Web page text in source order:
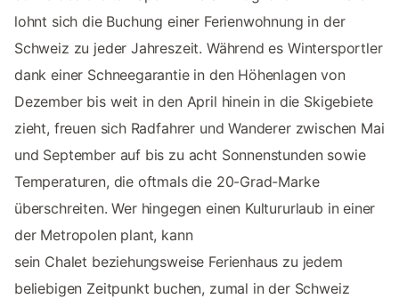
lohnt sich die Buchung einer Ferienwohnung in der
Schweiz zu jeder Jahreszeit. Während es Wintersportler
dank einer Schneegarantie in den Höhenlagen von
Dezember bis weit in den April hinein in die Skigebiete
zieht, freuen sich Radfahrer und Wanderer zwischen Mai
und September auf bis zu acht Sonnenstunden sowie
Temperaturen, die oftmals die 20-Grad-Marke
überschreiten. Wer hingegen einen Kultururlaub in einer
der Metropolen plant, kann
sein Chalet beziehungsweise Ferienhaus zu jedem
beliebigen Zeitpunkt buchen, zumal in der Schweiz